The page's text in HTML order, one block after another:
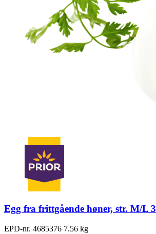
Egg fra frittgående høner, str. M/L
EPD-nr. 4685376 7.56 kg